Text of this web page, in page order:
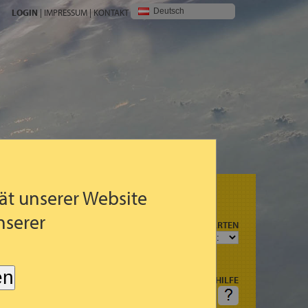
unserer Website
LOGIN | IMPRESSUM | KONTAKT Deutsch
(3STDG.)
PROGNOSEKARTEN
HILFE